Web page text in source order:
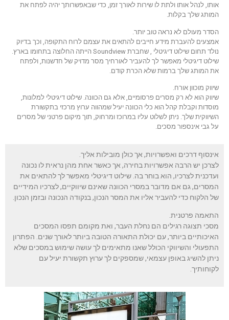
אותו, לנהל אותו ולתת לו שירות לאורך זמן, כדי שבאפשרותך יהיה לפתח את
המותג שלך בקלות.
הסדר מעולם לא נראה טוב יותר.
אמצעים להעברת מידע חייבים להתאים את עצמם לרוח התקופה, וכך בדיוק
נולד תחום שילוט דיגיטלי , שחברת Soundview הייתה החלוצה בתחומו בארץ.
שילוט דיגיטלי מאפשר לך להעביר לאורחיך מסר מדויק של חדשנות, ולפתח
את המותג שלך ברמות שלא הכרת קודם.
שיווק מוכוון אורח.
שיווק הוא לא רק מסרים פרסומיים, אלא גם הכוונה. שילוט דיגיטלי למלונות,
מוסדות וקבלת קהל הוא כלי הכוונה יעיל שמהווה ערוץ מרכזי בתקשורת
השיווקית שלך. ניתן לשלוט עליו במרוכז ומרחוק, תוך מיקום פרטני של מסרים
על גבי אינספור מסכים.
אינסוף דרכים ואפשרויות, אך כולן מובילות אליך.
לצרכן יש הרבה אפשרויות בחירה, אך כאשר אחת מהן נראית לו נכונה
ועדכנית לצרכיו, הוא בוחר בה. שילוט דיגיטלי מאפשר לך להתאים את
המסרים, גם אם מדובר במסרי הכוונה שאינם שיווקיים, לצרכיו המידיים
של הלקוח כדי להעביר אליו את המסר הנכון, בנקודה הנכונה ובזמן הנכון.
התאמה פרטנית.
מסכי תצוגה רגילים הם נחלת העבר, ואת מקומם תפסו המסכים
האיכותיים ביותר, עם יכולת התאורה הטובה ביותר לאורך שנים. הפתרון
התפעולי והשיווקי הכולל שאנו מתאימים לך עושה שימוש במסכים שלא
ניתן להשיג באופן עצמאי, שמספקים לך ערוץ תקשורת יעיל עם
לקוחותיך.